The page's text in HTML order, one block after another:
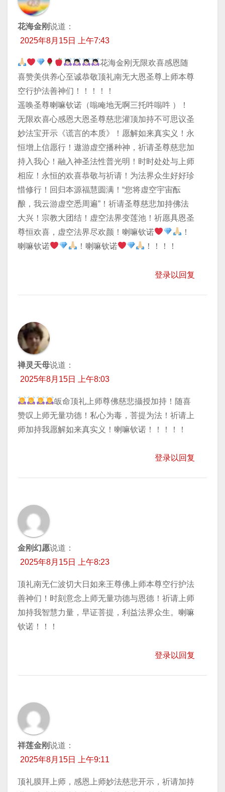
花海金刚说道：
2025年8月15日 上午7:43
花海金刚无限欢喜感恩随
喜赞美供养心至诚恭敬顶礼南无大恩圣尊上师本尊
空行护法善神们！！！！！
遥唤圣尊喇嘛钦诺（嗡唵地无啊三托吽嗡吽 ）！
无限欢喜心感恩大恩圣尊慈悲灌顶加持不可思议圣
妙法宝开示《谎言的本质》！愿解如来真实义！永
恒增上信愿行！遨游虚空播种神，祈请圣尊慈悲加
持入我心！融入神圣法性普光明！时时处处与上师
相应！永恒的欢喜恭敬与祈请！为法界众生好好珍
惜修行！回归本源福慧圆满！“您将虚空宇宙酝
酿，我云游虚空悉周遍”！祈请圣尊慈悲加持佛法
大兴！宗教大团结！虚空法界变莲池！祈愿具恩圣
尊恒欢喜，虚空法界尽欢颜！喇嘛钦诺
！
喇嘛钦诺
！喇嘛钦诺 ！！！！
登录以回复
禅灵天母说道：
2025年8月15日 上午8:03
皈命顶礼上师尊佛慈悲攝授加持！随喜
赞叹上师无量功德！私心为毒，菩提为法！祈请上
师加持我愿解如来真实义！喇嘛钦诺！！！！！
登录以回复
金刚幻愿说道：
2025年8月15日 上午8:23
顶礼南无仁波切大日如来王尊佛上师本尊空行护法
善神们！时刻意念上师无量功德与恩德！祈请上师
加持我智慧力量，早证菩提，利益法界众生。喇嘛
钦诺！！！
登录以回复
祥莲金刚说道：
2025年8月15日 上午9:11
顶礼膜拜上师，感恩上师妙法慈悲开示，祈请加持